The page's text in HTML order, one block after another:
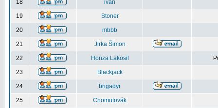
18 ivan
19 Stoner
20 mbbb
21 Jirka Šimon
22 Honza Lakosil
23 Blackjack
24 brigadyr
25 Chomutovák